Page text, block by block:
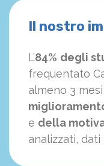
Il nostro
L’84% degli
frequentato
almeno 3
e della
analizzati, dati